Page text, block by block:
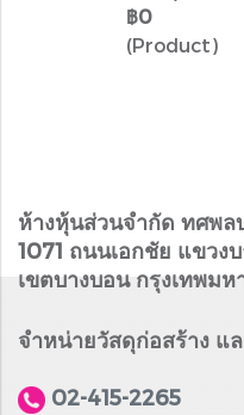
฿0
(Product)
ห้างหุ้นส่วนจำกัด ทศพล
1071 ถนนเอกชัย แขวง
เขตบางบอน กรุงเทพมห
จำหน่ายวัสดุก่อสร้าง แ
02-415-2265